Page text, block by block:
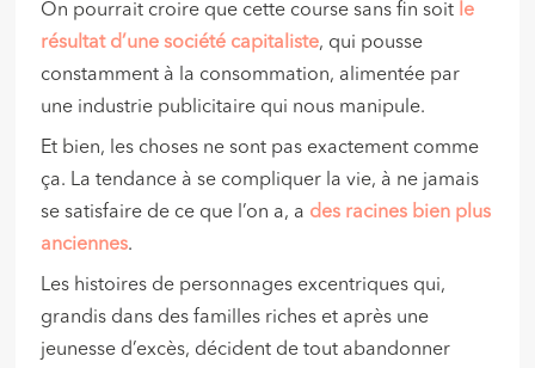
On pourrait croire que cette course sans fin soit le
résultat d’une société capitaliste, qui pousse
constamment à la consommation, alimentée par
une industrie publicitaire qui nous manipule.
Et bien, les choses ne sont pas exactement comme
ça. La tendance à se compliquer la vie, à ne jamais
se satisfaire de ce que l’on a, a des racines bien plus
anciennes.
Les histoires de personnages excentriques qui,
grandis dans des familles riches et après une
jeunesse d’excès, décident de tout abandonner